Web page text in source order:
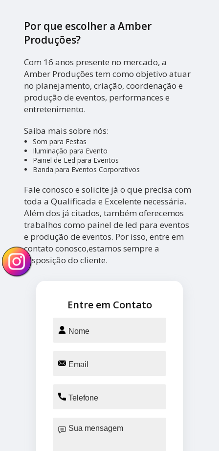
Por que escolher a Amber
Produções?
Com 16 anos presente no mercado, a
Amber Produções tem como objetivo atuar
no planejamento, criação, coordenação e
produção de eventos, performances e
entretenimento.
Saiba mais sobre nós:
Som para Festas
Iluminação para Evento
Painel de Led para Eventos
Banda para Eventos Corporativos
Fale conosco e solicite já o que precisa com
toda a Qualificada e Excelente necessária.
Além dos já citados, também oferecemos
trabalhos como painel de led para eventos
e produção de eventos. Por isso, entre em
contato conosco,estamos sempre a
disposição do cliente.
Entre em Contato